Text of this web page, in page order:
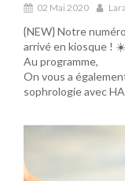
02 Mai 2020
{NEW} Notre
arrivé en kiosque ! ☀️
Au programme,
On vous a
sophrologie avec